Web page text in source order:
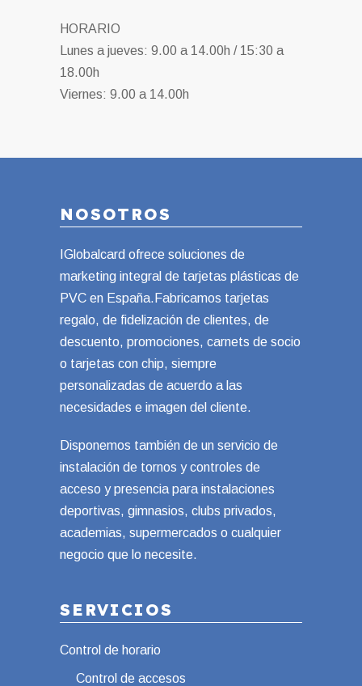
HORARIO
Lunes a jueves: 9.00 a 14.00h / 15:30 a
18.00h
Viernes: 9.00 a 14.00h
NOSOTROS
IGlobalcard ofrece soluciones de
marketing integral de tarjetas plásticas de
PVC en España.Fabricamos tarjetas
regalo, de fidelización de clientes, de
descuento, promociones, carnets de socio
o tarjetas con chip, siempre
personalizadas de acuerdo a las
necesidades e imagen del cliente.
Disponemos también de un servicio de
instalación de tornos y controles de
acceso y presencia para instalaciones
deportivas, gimnasios, clubs privados,
academias, supermercados o cualquier
negocio que lo necesite.
SERVICIOS
Control de horario
Control de accesos